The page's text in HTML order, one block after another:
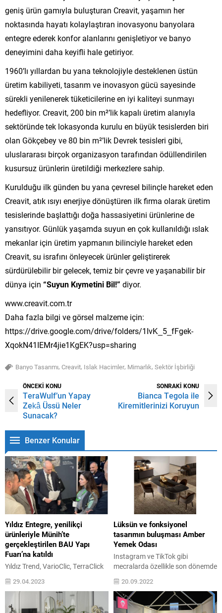
geniş ürün gamıyla buluşturan Creavit, yaşamın her
noktasında hayatı kolaylaştıran inovasyonu banyolara
entegre ederek konfor alanlarını genişletiyor ve banyo
deneyimini daha keyifli hale getiriyor.
1960’lı yıllardan bu yana teknolojiyle desteklenen üstün
üretim kabiliyeti, tasarım ve inovasyon gücü sayesinde
sürekli yenilenerek tüketicilerine en iyi kaliteyi sunmayı
hedefliyor. Creavit, 200 bin m²’lik kapalı üretim alanıyla
sektöründe tek lokasyonda kurulu en büyük tesislerden biri
olan Gökçebey ve 80 bin m²’lik Devrek tesisleri gibi,
uluslararası birçok organizasyon tarafından ödüllendirilen
kusursuz ürünlerin üretildiği merkezlere sahip.
Kurulduğu ilk günden bu yana çevresel bilinçle hareket eden
Creavit, atık ısıyı enerjiye dönüştüren ilk firma olarak üretim
tesislerinde başlattığı doğa hassasiyetini ürünlerine de
yansıtıyor. Günlük yaşamda suyun en çok kullanıldığı ıslak
mekanlar için üretim yapmanın bilinciyle hareket eden
Creavit, su israfını önleyecek ürünler geliştirerek
sürdürülebilir bir gelecek, temiz bir çevre ve yaşanabilir bir
dünya için “Suyun Kıymetini Bil!” diyor.
www.creavit.com.tr
Daha fazla bilgi ve görsel malzeme için:
https://drive.google.com/drive/folders/1IvK_5_fFgek-
XqokN41IEMr4jie1KgEK?usp=sharing
Banyo Tasarımı, Creavit, Islak Hacimler, Mimarlık, Sektör İşbirliği
ÖNCEKİ KONU
TeraWulf’un Yapay
Zekâ Üssü Neler
Sunacak?
SONRAKİ KONU
Bianca Tegola ile
Kiremitlerinizi Koruyun
Benzer Konular
Yıldız Entegre, yenilikçi
ürünleriyle Münih’te
gerçekleştirilen BAU Yapı
Fuarı’na katıldı
Yıldız Trend, VarioClic, TerraClick
ve VarioDor markalarıyla 17-22
Nisan tarihleri arasında Münih’te
gerçekleşen, yapı ve inşaat
alanında dünyanın en büyük
29.04.2023
​Lüksün ve fonksiyonel
tasarımın buluşması Amber
Yemek Odası
Instagram ve TikTok gibi
mecralarda özellikle son dönemde
diyet ve benzeri sağlık konularının
ele alındığınına çok sık rastlıyoruz.
Pek çok ...
20.09.2022